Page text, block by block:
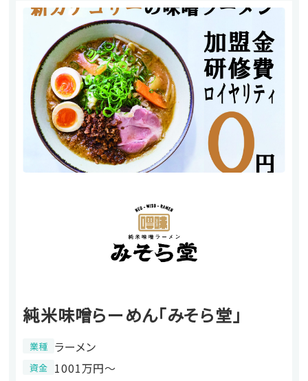
純米味噌らーめん「みそら堂」
業種 ラーメン
資金 1001万円〜